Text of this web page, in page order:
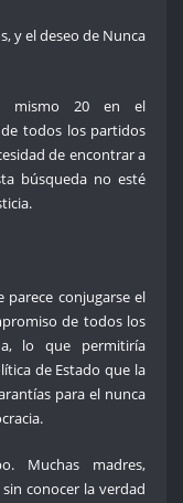
y el deseo de Nunca
mismo 20 en el
todos los partidos
de encontrar a
búsqueda no esté
parece conjugarse el
de todos los
lo que permitiría
de Estado que la
para el nunca
Muchas madres,
conocer la verdad